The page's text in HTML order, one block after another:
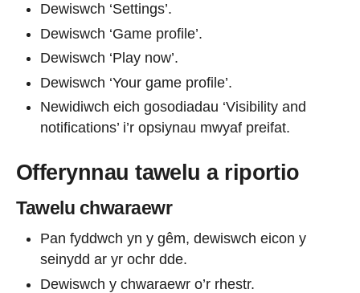
Dewiswch ‘Settings’.
Dewiswch ‘Game profile’.
Dewiswch ‘Play now’.
Dewiswch ‘Your game profile’.
Newidiwch eich gosodiadau ‘Visibility and
notifications’ i’r opsiynau mwyaf preifat.
Offerynnau tawelu a riportio
Tawelu chwaraewr
Pan fyddwch yn y gêm, dewiswch eicon y
seinydd ar yr ochr dde.
Dewiswch y chwaraewr o’r rhestr.